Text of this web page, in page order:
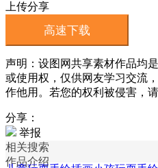
上传分享
高速下载
声明：设图网共享素材作品均
或使用权，仅供网友学习交流
作他用。若您的权利被侵害，请
分享：
举报
相关搜索
作品介绍